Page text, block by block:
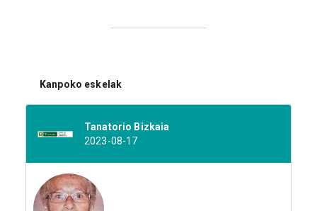
Kanpoko eskelak
Tanatorio Bizkaia
2023-08-17